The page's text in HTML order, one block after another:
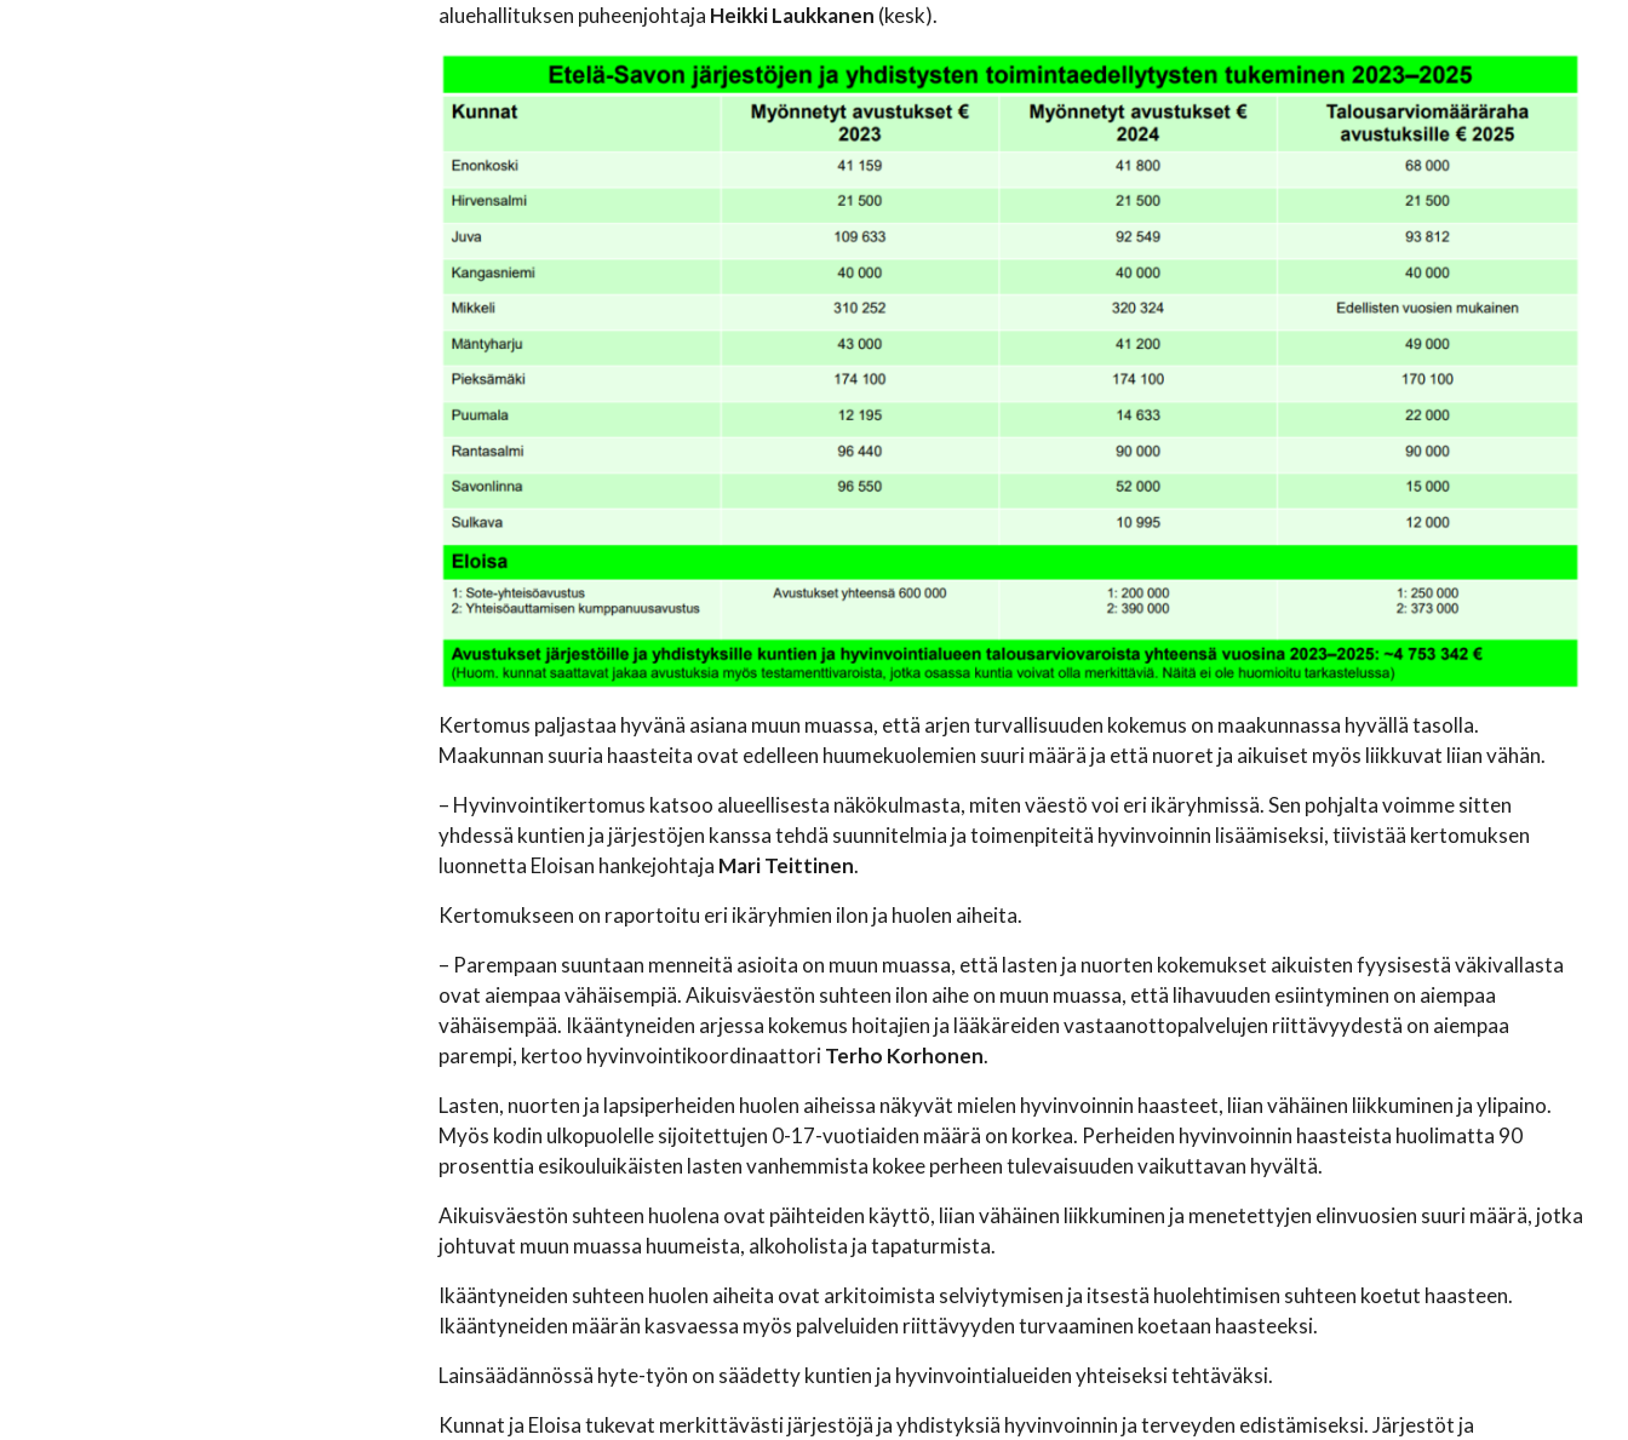
aluehallituksen puheenjohtaja Heikki Laukkanen (kesk).
Kertomus paljastaa hyvänä asiana muun muassa, että arjen turvallisuuden kokemus on maakunnassa hyvällä tasolla.
Maakunnan suuria haasteita ovat edelleen huumekuolemien suuri määrä ja että nuoret ja aikuiset myös liikkuvat liian vähän.
– Hyvinvointikertomus katsoo alueellisesta näkökulmasta, miten väestö voi eri ikäryhmissä. Sen pohjalta voimme sitten
yhdessä kuntien ja järjestöjen kanssa tehdä suunnitelmia ja toimenpiteitä hyvinvoinnin lisäämiseksi, tiivistää kertomuksen
luonnetta Eloisan hankejohtaja Mari Teittinen.
Kertomukseen on raportoitu eri ikäryhmien ilon ja huolen aiheita.
– Parempaan suuntaan menneitä asioita on muun muassa, että lasten ja nuorten kokemukset aikuisten fyysisestä väkivallasta
ovat aiempaa vähäisempiä. Aikuisväestön suhteen ilon aihe on muun muassa, että lihavuuden esiintyminen on aiempaa
vähäisempää. Ikääntyneiden arjessa kokemus hoitajien ja lääkäreiden vastaanottopalvelujen riittävyydestä on aiempaa
parempi, kertoo hyvinvointikoordinaattoriTerho Korhonen.
Lasten, nuorten ja lapsiperheiden huolen aiheissa näkyvät mielen hyvinvoinnin haasteet, liian vähäinen liikkuminen ja ylipaino.
Myös kodin ulkopuolelle sijoitettujen 0-17-vuotiaiden määrä on korkea. Perheiden hyvinvoinnin haasteista huolimatta 90
prosenttia esikouluikäisten lasten vanhemmista kokee perheen tulevaisuuden vaikuttavan hyvältä.
Aikuisväestön suhteen huolena ovat päihteiden käyttö, liian vähäinen liikkuminen ja menetettyjen elinvuosien suuri määrä, jotka
johtuvat muun muassa huumeista, alkoholista ja tapaturmista.
Ikääntyneiden suhteen huolen aiheita ovat arkitoimista selviytymisen ja itsestä huolehtimisen suhteen koetut haasteen.
Ikääntyneiden määrän kasvaessa myös palveluiden riittävyyden turvaaminen koetaan haasteeksi.
Lainsäädännössä hyte-työn on säädetty kuntien ja hyvinvointialueiden yhteiseksi tehtäväksi.
Kunnat ja Eloisa tukevat merkittävästi järjestöjä ja yhdistyksiä hyvinvoinnin ja terveyden edistämiseksi. Järjestöt ja